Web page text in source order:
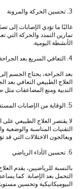
3. تحسين الحركة والمرونة
غالبًا ما تؤدي الإصابات إلى
تمارين التمدد والحركة التي
الأنشطة اليومية.
4. التعافي السريع بعد الجراحة
بعد الجراحة، يحتاج الجسم
العلاج الطبيعي التعافي بعد
الندبية ومنع المضاعفات
5. الوقاية من الإصابات المستقبلية
لا يقتصر العلاج الطبيعي على
التقنيات المناسبة
ويعالجون الاختلالات التي
6. تحسين الأداء الرياضي
بالنسبة للرياضيين، يقدم
التحمل بعد الإصابة. كما
البيوميكانيكية وتحسين